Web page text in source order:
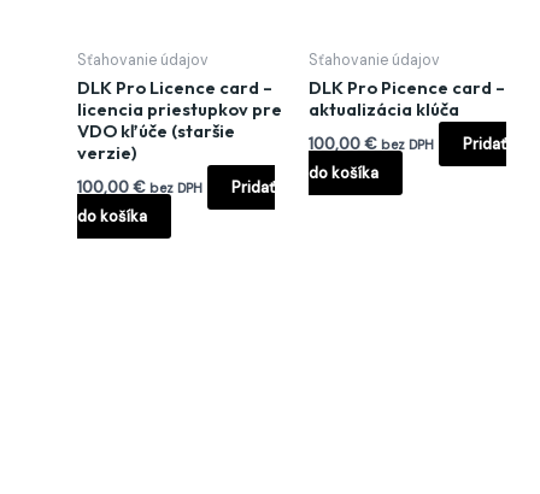
Sťahovanie údajov
DLK Pro Licence card –
licencia priestupkov pre
VDO kľúče (staršie
verzie)
100,00€ bez DPH
Pridať
do košíka
Sťahovanie údajov
DLK Pro Picence card –
aktualizácia klúča
100,00€ bez DPH
Pridať
do košíka